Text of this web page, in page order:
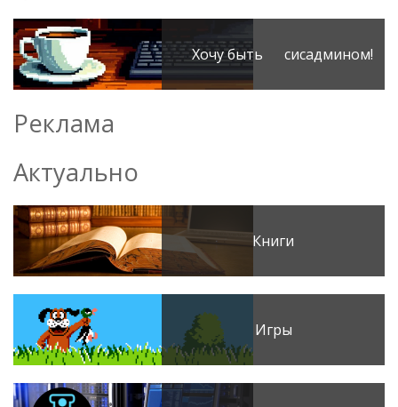
Хочу быть сисадмином!
Реклама
Актуально
Книги
Игры